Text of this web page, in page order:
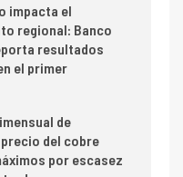
impacta el
regional: Banco
resultados
el primer
de
del cobre
por escasez